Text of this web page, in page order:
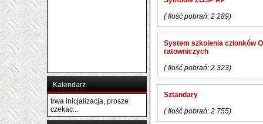
Kalendarz
trwa inicjalizacja, prosze
czekac...
( Ilość pobrań: 2 289)
System szkolenia członków
ratowniczych
( Ilość pobrań: 2 323)
Sztandary
( Ilość pobrań: 2 755)